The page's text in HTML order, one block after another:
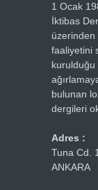
1 Ocak
İktibas
üzerinden
faaliyetini
kurulduğu
bulunan
dergileri
Adres :
Tuna Cd.
ANKARA